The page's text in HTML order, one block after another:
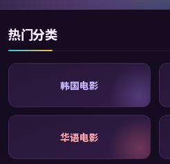
热门分类
韩国电影
华语电影